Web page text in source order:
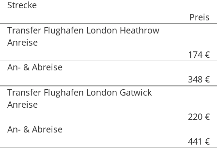
Strecke
Preis
Transfer Flughafen London Heathrow
Anreise
174 €
An- & Abreise
348 €
Transfer Flughafen London Gatwick
Anreise
220 €
An- & Abreise
441 €